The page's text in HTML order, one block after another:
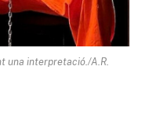
una interpretació./A.R.